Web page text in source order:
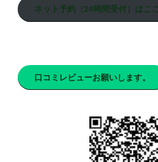
ネット予約（24時間受付）はここ
口コミレビューお願いします。